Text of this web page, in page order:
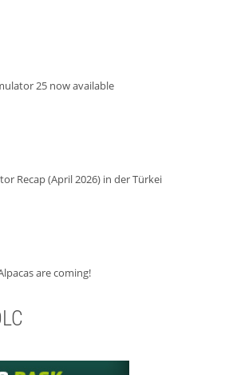
25 now available
Recap (April 2026) in der Türkei
are coming!